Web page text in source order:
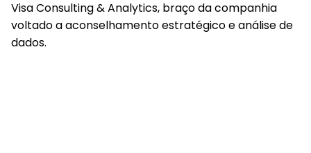
Visa Consulting & Analytics, braço da companhia
voltado a aconselhamento estratégico e análise de
dados.